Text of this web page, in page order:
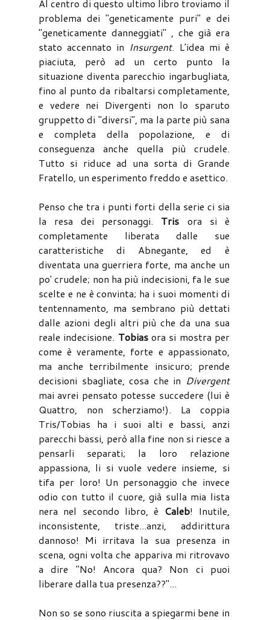
Al centro di questo ultimo libro troviamo il
problema dei "geneticamente puri" e dei
"geneticamente danneggiati" , che già era
stato accennato in Insurgent. L'idea mi è
piaciuta, però ad un certo punto la
situazione diventa parecchio ingarbugliata,
fino al punto da ribaltarsi completamente,
e vedere nei Divergenti non lo sparuto
gruppetto di "diversi", ma la parte più sana
e completa della popolazione, e di
conseguenza anche quella più crudele.
Tutto si riduce ad una sorta di Grande
Fratello, un esperimento freddo e asettico.
Penso che tra i punti forti della serie ci sia
la resa dei personaggi. Tris ora si è
completamente liberata dalle sue
caratteristiche di Abnegante, ed è
diventata una guerriera forte, ma anche un
po' crudele; non ha più indecisioni, fa le sue
scelte e ne è convinta; ha i suoi momenti di
tentennamento, ma sembrano più dettati
dalle azioni degli altri più che da una sua
reale indecisione. Tobias ora si mostra per
come è veramente, forte e appassionato,
ma anche terribilmente insicuro; prende
decisioni sbagliate, cosa che in Divergent
mai avrei pensato potesse succedere (lui è
Quattro, non scherziamo!). La coppia
Tris/Tobias ha i suoi alti e bassi, anzi
parecchi bassi, però alla fine non si riesce a
pensarli separati; la loro relazione
appassiona, li si vuole vedere insieme, si
tifa per loro! Un personaggio che invece
odio con tutto il cuore, già sulla mia lista
nera nel secondo libro, è Caleb! Inutile,
inconsistente, triste...anzi, addirittura
dannoso! Mi irritava la sua presenza in
scena, ogni volta che appariva mi ritrovavo
a dire "No! Ancora qua? Non ci puoi
liberare dalla tua presenza??"...
Non so se sono riuscita a spiegarmi bene in